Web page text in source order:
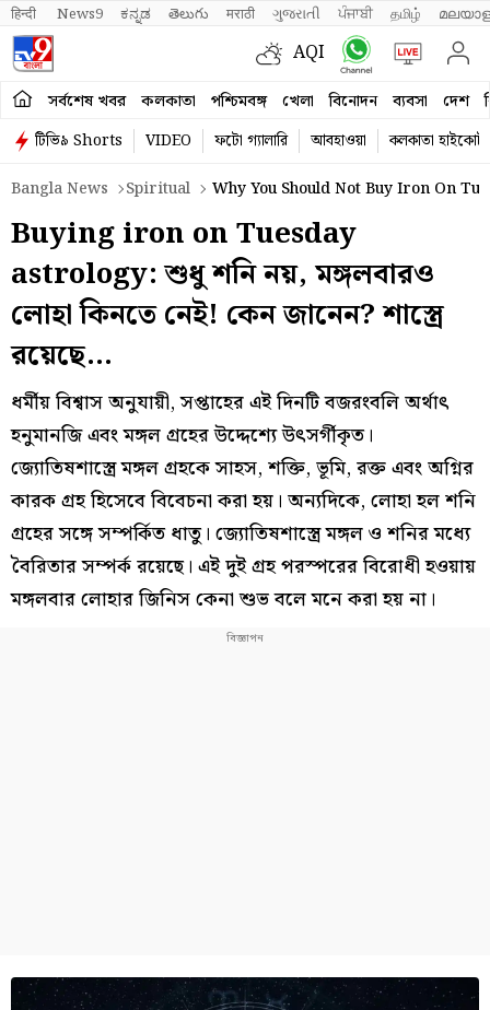
हिन्दी News9 ಕನ್ನಡ తెలుగు मराठी ગુજરાતી ਪੰਜਾਬੀ தமிழ்
AQI
সর্বশেষ খবর কলকাতা পশ্চিমবঙ্গ খেলা বিনোদন ব্যবসা দেশ
টিভি৯ Shorts VIDEO ফটো গ্যালারি আবহাওয়া
কলকাতা হাইকোর্ট
Bangla News
Spiritual Why You Should Not Buy Iron On
Buying iron on Tuesday
astrology: শুধু শনি নয়, মঙ্গলবারও
লোহা কিনতে নেই! কেন জানেন? শাস্ত্রে
রয়েছে…
ধর্মীয় বিশ্বাস অনুযায়ী, সপ্তাহের এই দিনটি বজরংবলি অর্থাৎ
হনুমানজি এবং মঙ্গল গ্রহের উদ্দেশ্যে উৎসর্গীকৃত।
জ্যোতিষশাস্ত্রে মঙ্গল গ্রহকে সাহস, শক্তি, ভূমি, রক্ত এবং অগ্নির
কারক গ্রহ হিসেবে বিবেচনা করা হয়। অন্যদিকে, লোহা হল শনি
গ্রহের সঙ্গে সম্পর্কিত ধাতু। জ্যোতিষশাস্ত্রে মঙ্গল ও শনির মধ্যে
বৈরিতার সম্পর্ক রয়েছে। এই দুই গ্রহ পরস্পরের বিরোধী হওয়ায়
মঙ্গলবার লোহার জিনিস কেনা শুভ বলে মনে করা হয় না।